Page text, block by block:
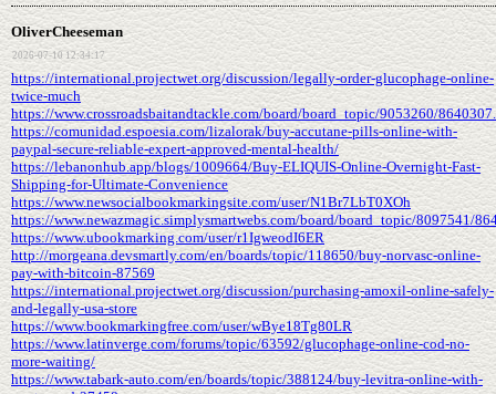
OliverCheeseman
2026-07-10 12:34:17
https://international.projectwet.org/discussion/legally-order-glucophage-online-
twice-much
https://www.crossroadsbaitandtackle.com/board/board_topic/9053260/
https://comunidad.espoesia.com/lizalorak/buy-accutane-pills-online-with-
paypal-secure-reliable-expert-approved-mental-health/
https://lebanonhub.app/blogs/1009664/Buy-ELIQUIS-Online-Overnight-Fast-
Shipping-for-Ultimate-Convenience
https://www.newsocialbookmarkingsite.com/user/N1Br7LbT0XOh
https://www.newazmagic.simplysmartwebs.com/board/board_topic/8097541/
https://www.ubookmarking.com/user/r1IgweodI6ER
http://morgeana.devsmartly.com/en/boards/topic/118650/buy-norvasc-online-
pay-with-bitcoin-87569
https://international.projectwet.org/discussion/purchasing-amoxil-online-safely-
and-legally-usa-store
https://www.bookmarkingfree.com/user/wBye18Tg80LR
https://www.latinverge.com/forums/topic/63592/glucophage-online-cod-no-
more-waiting/
https://www.tabark-auto.com/en/boards/topic/388124/buy-levitra-online-with-